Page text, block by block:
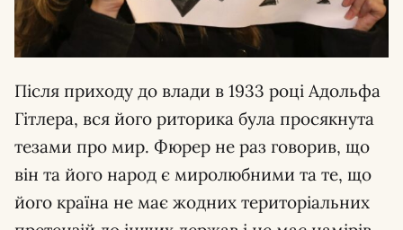
Після приходу до влади в 1933 році Адольфа
Гітлера, вся його риторика була просякнута
тезами про мир. Фюрер не раз говорив, що
він та його народ є миролюбними та те, що
його країна не має жодних територіальних